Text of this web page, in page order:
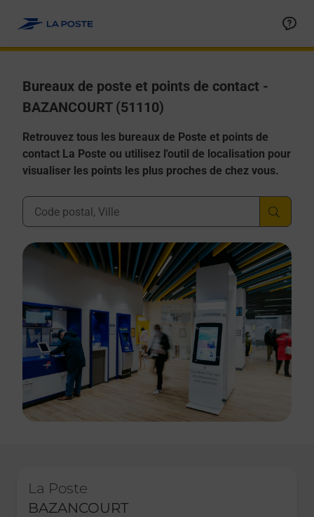
Bureaux de poste et points de contact -
BAZANCOURT (51110)
Retrouvez tous les bureaux de Poste et points de
contact La Poste ou utilisez l'outil de localisation pour
visualiser les points les plus proches de chez vous.
Ville, Département, Code Postal
La Poste
BAZANCOURT